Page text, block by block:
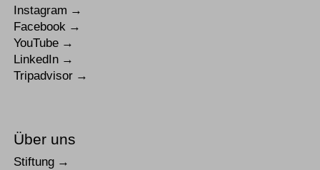
Instagram
Facebook
YouTube
LinkedIn
Tripadvisor
Über uns
Stiftung